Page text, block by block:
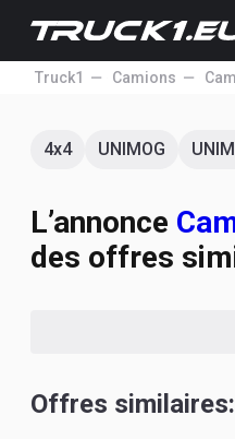
Truck1 Camions
4x4 UNIMOG
L’annonce
des offres
Offres similaires: